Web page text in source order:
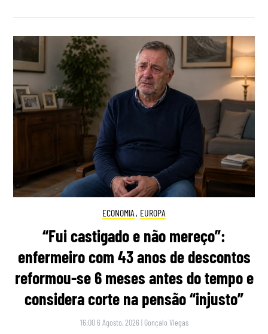
ECONOMIA , EUROPA
“Fui castigado e não mereço”:
enfermeiro com 43 anos de descontos
reformou-se 6 meses antes do tempo e
considera corte na pensão “injusto”
16:00 6 Agosto, 2026 | Gonçalo Viegas